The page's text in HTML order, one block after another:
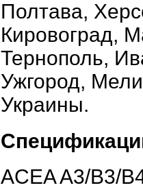
Полтава,
Кировоград,
Тернополь,
Ужгород,
Украины.
ACEA A3/B3/